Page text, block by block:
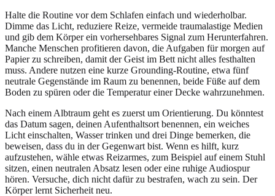
Halte die Routine vor dem Schlafen einfach und wiederholbar.
Dimme das Licht, reduziere Reize, vermeide traumalastige Medien
und gib dem Körper ein vorhersehbares Signal zum Herunterfahren.
Manche Menschen profitieren davon, die Aufgaben für morgen auf
Papier zu schreiben, damit der Geist im Bett nicht alles festhalten
muss. Andere nutzen eine kurze Grounding-Routine, etwa fünf
neutrale Gegenstände im Raum zu benennen, beide Füße auf dem
Boden zu spüren oder die Temperatur einer Decke wahrzunehmen.
Nach einem Albtraum geht es zuerst um Orientierung. Du könntest
das Datum sagen, deinen Aufenthaltsort benennen, ein weiches
Licht einschalten, Wasser trinken und drei Dinge bemerken, die
beweisen, dass du in der Gegenwart bist. Wenn es hilft, kurz
aufzustehen, wähle etwas Reizarmes, zum Beispiel auf einem Stuhl
sitzen, einen neutralen Absatz lesen oder eine ruhige Audiospur
hören. Versuche, dich nicht dafür zu bestrafen, wach zu sein. Der
Körper lernt Sicherheit neu.